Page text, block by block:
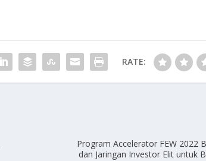
RATE:
Program Accelerator FEW 2022
dan Jaringan Investor Elit untuk